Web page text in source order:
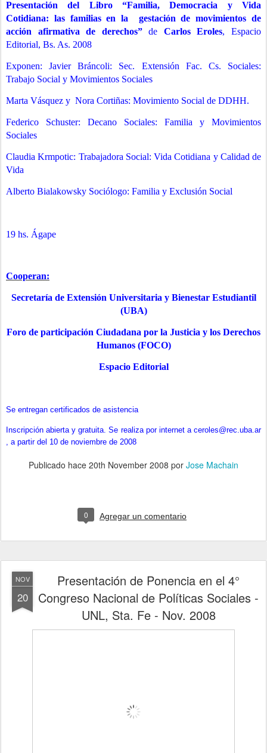
Presentación del Libro “Familia, Democracia y Vida
Cotidiana: las familias en la gestación de movimientos de
acción afirmativa de derechos”de Carlos Eroles, Espacio
Editorial, Bs. As. 2008
Exponen: Javier Bráncoli: Sec. Extensión Fac. Cs. Sociales:
Trabajo Social y Movimientos Sociales
Marta Vásquez y Nora Cortiñas: Movimiento Social de DDHH.
Federico Schuster: Decano Sociales: Familia y Movimientos
Sociales
Claudia Krmpotic: Trabajadora Social: Vida Cotidiana y Calidad de
Vida
Alberto Bialakowsky Sociólogo: Familia y Exclusión Social
19 hs. Ágape
Cooperan:
Secretaría de Extensión Universitaria y Bienestar Estudiantil
(UBA)
Foro de participación Ciudadana por la Justicia y los Derechos
Humanos (FOCO)
Espacio Editorial
Se entregan certificados de asistencia
Inscripción abierta y gratuita. Se realiza por internet a ceroles@rec.uba.ar
, a partir del 10 de noviembre de 2008
Publicado hace 20th November 2008 por Jose Machain
0 Agregar un comentario
NOV
20
Presentación de Ponencia en el 4°
Congreso Nacional de Políticas Sociales -
UNL, Sta. Fe - Nov. 2008